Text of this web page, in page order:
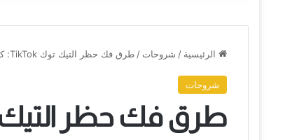
الرئيسية / شروحات / طرق فك حظر التيك توك TikTok: كل ما تحتاج إلى معرفته
شروحات